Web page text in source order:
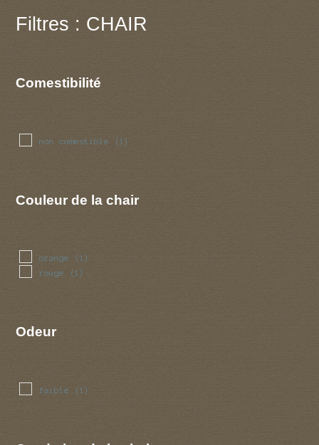
Filtres : CHAIR
Comestibilité
non comestible (1)
Couleur de la chair
orange (1)
rouge (1)
Odeur
faible (1)